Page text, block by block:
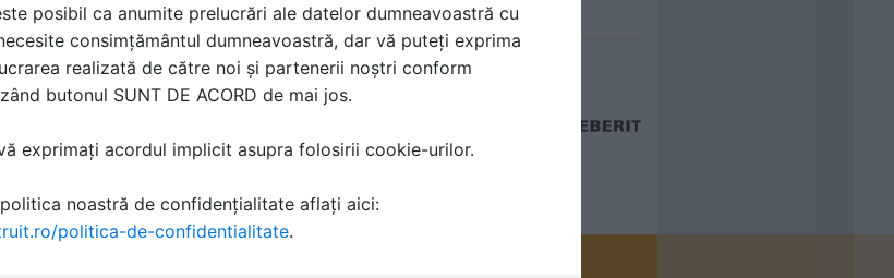
de dus cu scurgere in pardoseala sau perete GEBERIT
de dus Geberit sunt caracterizate de un design atragator, un debit mare de
si de tehnologia consacrata Geberit pentru drenaje...citeste mai departe
posibil ca anumite prelucrări ale datelor dumneavoastră cu
consimțământul dumneavoastră, dar vă puteți exprima
realizată de către noi și partenerii noștri conform
butonul SUNT DE ACORD de mai jos.
exprimați acordul implicit asupra folosirii cookie-urilor.
noastră de confidențialitate aflați aici:
politica-de-confidentialitate.